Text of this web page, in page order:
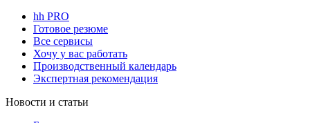
hh PRO
Готовое резюме
Все сервисы
Хочу у вас работать
Производственный календарь
Экспертная рекомендация
Новости и статьи